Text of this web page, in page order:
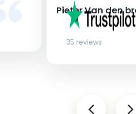
Pieter Van den
35 reviews